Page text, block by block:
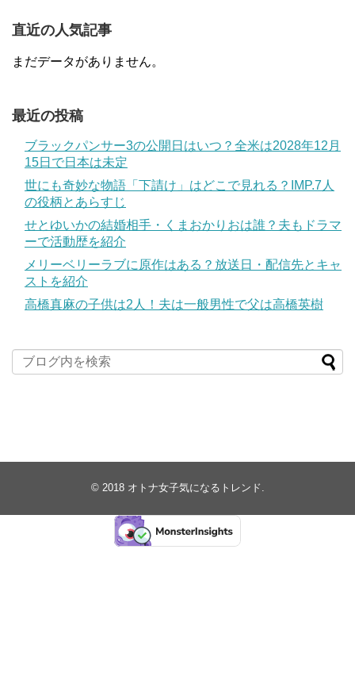
直近の人気記事
まだデータがありません。
最近の投稿
ブラックパンサー3の公開日はいつ？全米は2028年12月
15日で日本は未定
世にも奇妙な物語「下請け」はどこで見れる？IMP.7人
の役柄とあらすじ
せとゆいかの結婚相手・くまおかりおは誰？夫もドラマ
ーで活動歴を紹介
メリーベリーラブに原作はある？放送日・配信先とキャ
ストを紹介
高橋真麻の子供は2人！夫は一般男性で父は高橋英樹
© 2018 オトナ女子気になるトレンド